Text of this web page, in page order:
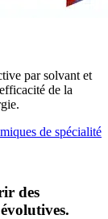
par solvant et
de la
de spécialité
des